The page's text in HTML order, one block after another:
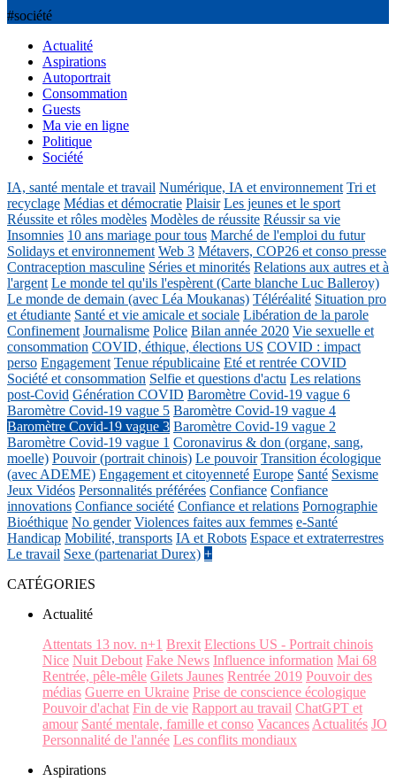
#société
Actualité
Aspirations
Autoportrait
Consommation
Guests
Ma vie en ligne
Politique
Société
IA, santé mentale et travail Numérique, IA et environnement Tri et
recyclage Médias et démocratie Plaisir Les jeunes et le sport
Réussite et rôles modèles Modèles de réussite Réussir sa vie
Insomnies 10 ans mariage pour tous Marché de l'emploi du futur
Solidays et environnement Web 3 Métavers, COP26 et conso presse
Contraception masculine Séries et minorités Relations aux autres et à
l'argent Le monde tel qu'ils l'espèrent (Carte blanche Luc Balleroy)
Le monde de demain (avec Léa Moukanas) Téléréalité Situation pro
et étudiante Santé et vie amicale et sociale Libération de la parole
Confinement Journalisme Police Bilan année 2020 Vie sexuelle et
consommation COVID, éthique, élections US COVID : impact
perso Engagement Tenue républicaine Eté et rentrée COVID
Société et consommation Selfie et questions d'actu Les relations
post-Covid Génération COVID Baromètre Covid-19 vague 6
Baromètre Covid-19 vague 5 Baromètre Covid-19 vague 4
Baromètre Covid-19 vague 3 Baromètre Covid-19 vague 2
Baromètre Covid-19 vague 1 Coronavirus & don (organe, sang,
moelle) Pouvoir (portrait chinois) Le pouvoir Transition écologique
(avec ADEME) Engagement et citoyenneté Europe Santé Sexisme
Jeux Vidéos Personnalités préférées Confiance Confiance
innovations Confiance société Confiance et relations Pornographie
Bioéthique No gender Violences faites aux femmes e-Santé
Handicap Mobilité, transports IA et Robots Espace et extraterrestres
Le travail Sexe (partenariat Durex) +
CATÉGORIES
Actualité
Attentats 13 nov. n+1 Brexit Elections US - Portrait chinois
Nice Nuit Debout Fake News Influence information Mai 68
Rentrée, pêle-mêle Gilets Jaunes Rentrée 2019 Pouvoir des
médias Guerre en Ukraine Prise de conscience écologique
Pouvoir d'achat Fin de vie Rapport au travail ChatGPT et
amour Santé mentale, famille et conso Vacances Actualités JO
Personnalité de l'année Les conflits mondiaux
Aspirations